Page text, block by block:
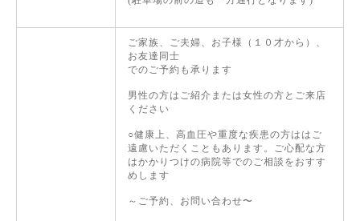
ご家族、ご夫婦、お子様（１０才から）、
お友達同士
でのご予約も承ります
男性の方はご紹介または女性の方とご来店
ください
○健康上、高血圧や重度な疾患の方ははご
遠慮いただくこともあります。ご心配な方
はかかりつけの病院等でのご相談をおすす
めします
～ご予約、お問い合わせ〜